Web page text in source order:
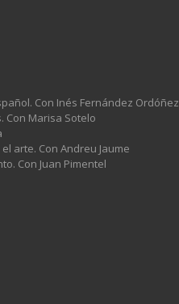
Con Inés Fernández Ordóñez
Con Marisa Sotelo
arte. Con Andreu Jaume
Con Juan Pimentel